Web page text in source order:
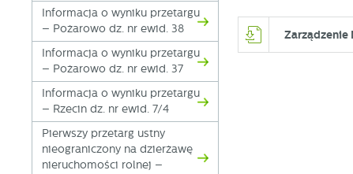
Informacja o wyniku przetargu
– Pożarowo dz. nr ewid. 38
Informacja o wyniku przetargu
– Pożarowo dz. nr ewid. 37
Informacja o wyniku przetargu
– Rzecin dz. nr ewid. 7/4
Pierwszy przetarg ustny
nieograniczony na dzierżawę
nieruchomości rolnej –
Zarządzenie